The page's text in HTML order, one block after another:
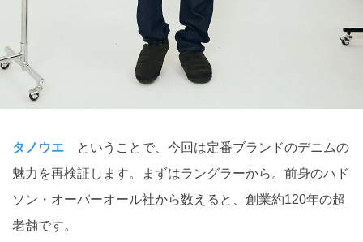
タノウエ ということで、今回は定番ブランドのデニムの
魅力を再検証します。まずはラングラーから。前身のハド
ソン・オーバーオール社から数えると、創業約120年の超
老舗です。